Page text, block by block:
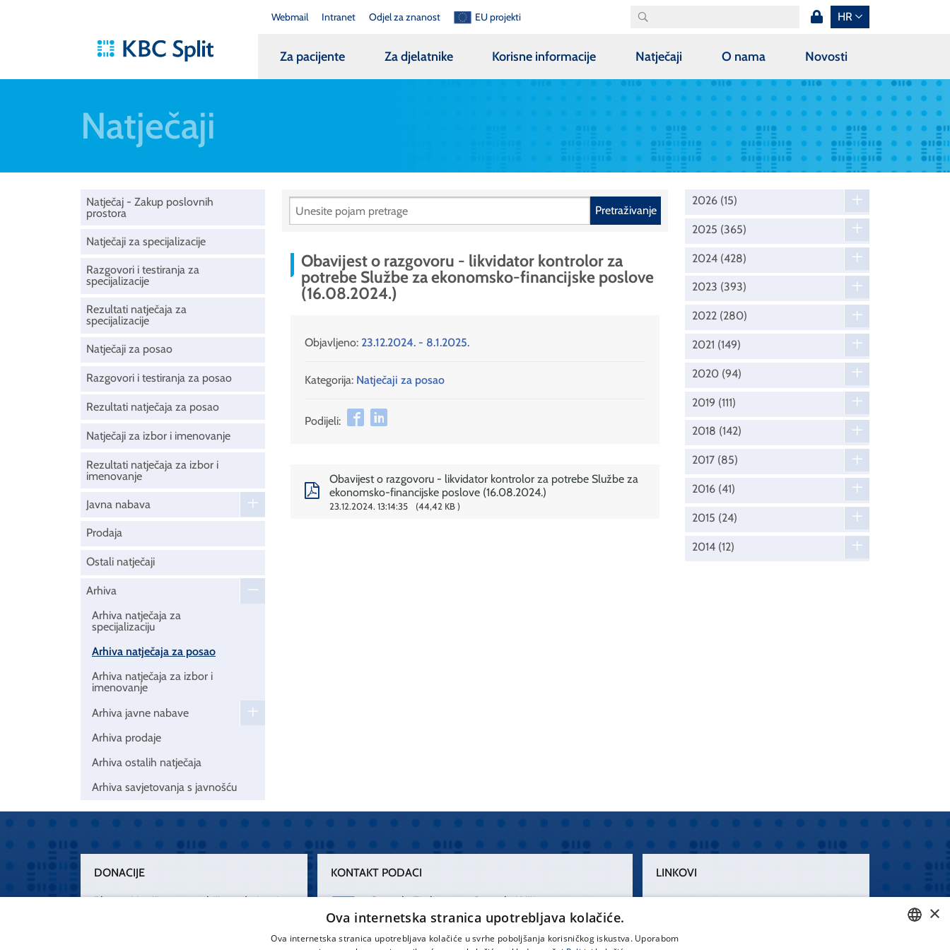
Webmail Intranet Odjel za znanost EU projekti HR
Za pacijente Za djelatnike Korisne informacije Natječaji O nama Novosti
Natječaji
Natječaj - Zakup poslovnih
prostora
Natječaji za specijalizacije
Razgovori i testiranja za
specijalizacije
Rezultati natječaja za
specijalizacije
Natječaji za posao
Razgovori i testiranja za posao
Rezultati natječaja za posao
Natječaji za izbor i imenovanje
Rezultati natječaja za izbor i
imenovanje
Javna nabava
Prodaja
Ostali natječaji
Arhiva
Arhiva natječaja za
specijalizaciju
Arhiva natječaja za posao
Arhiva natječaja za izbor i
imenovanje
Arhiva javne nabave
Arhiva prodaje
Arhiva ostalih natječaja
Arhiva savjetovanja s javnošću
Pretraživanje
Obavijest o razgovoru - likvidator kontrolor za
potrebe Službe za ekonomsko-financijske poslove
(16.08.2024.)
Objavljeno: 23.12.2024. - 8.1.2025.
Kategorija: Natječaji za posao
Podijeli:
Obavijest o razgovoru - likvidator kontrolor za potrebe Službe za
ekonomsko-financijske poslove (16.08.2024.)
23.12.2024. 13:14:35 44,42 KB
2026 (15)
2025 (365)
2024 (428)
2023 (393)
2022 (280)
2021 (149)
2020 (94)
2019 (111)
2018 (142)
2017 (85)
2016 (41)
2015 (24)
2014 (12)
DONACIJE
Plemenitim činom nesebičnog darivanja
„Zarazimo“ se dobrotom, donirajmo od
KONTAKT PODACI
Centrala Firule
021 556 111
Centrala Križine
021 557 111
LINKOVI
×
Ova internetska stranica upotrebljava kolačiće.
Ova internetska stranica upotrebljava kolačiće u svrhe poboljšanja korisničkog iskustva. Uporabom